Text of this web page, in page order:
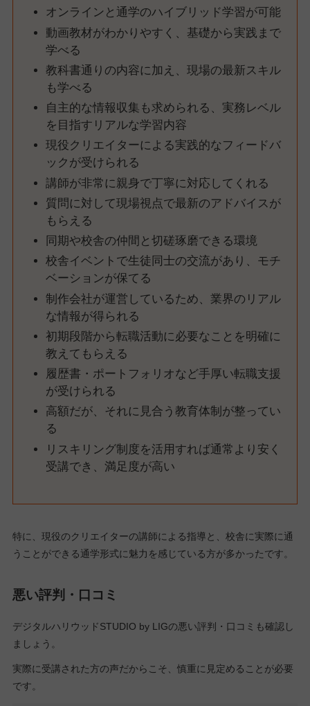
オンラインと通学のハイブリッド学習が可能
動画教材がわかりやすく、基礎から実践まで
学べる
教科書通りの内容に加え、現場の最新スキル
も学べる
自主的な情報収集も求められる、実務レベル
を目指すリアルな学習内容
現役クリエイターによる実践的なフィードバ
ックが受けられる
講師が非常に親身で丁寧に対応してくれる
質問に対して現場視点で最新のアドバイスが
もらえる
同期や校舎の仲間と切磋琢磨できる環境
校舎イベントで生徒同士の交流があり、モチ
ベーションが保てる
制作会社が運営しているため、業界のリアル
な情報が得られる
初期段階から転職活動に必要なことを明確に
教えてもらえる
履歴書・ポートフォリオなど手厚い転職支援
が受けられる
高額だが、それに見合う教育体制が整ってい
る
リスキリング制度を活用すれば通常より安く
受講でき、満足度が高い
特に、現役のクリエイターの講師による指導と、校舎に実際に通
うことができる通学形式に魅力を感じている方が多かったです。
悪い評判・口コミ
デジタルハリウッドSTUDIO by LIGの悪い評判・口コミも確認し
ましょう。
実際に受講された方の声だからこそ、慎重に見定めることが必要
です。